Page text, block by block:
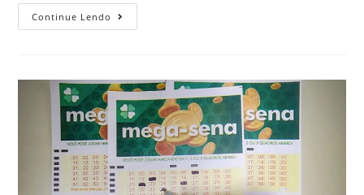
Continue Lendo